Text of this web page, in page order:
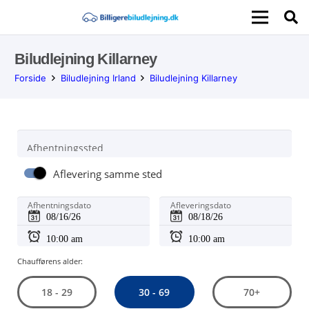
Biludlejning Killarney
Forside Biludlejning Irland Biludlejning Killarney
Afhentningssted
Aflevering samme sted
Afhentningsdato Afleveringsdato
Chaufførens alder:
18 - 29 30 - 69 70+